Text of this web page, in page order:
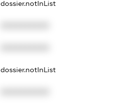
dossier.notInList
dossier.notInList